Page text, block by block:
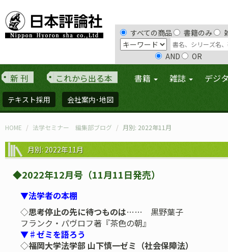
すべての商品 書籍のみ
AND OR
新 刊 これから出る本 書籍 雑誌 デジ
テキスト採用 会社案内･地図
HOME 法学セミナー 編集部ブログ 月別: 2022年11月
月別: 2022年11月
◆2022年12月号（11月11日発売）
▼法学者の本棚
◇思考停止の先に待つものは…… 黒野葉子
フランク・パヴロフ著『茶色の朝』
▼♯ゼミを語ろう
◇福岡大学法学部 山下慎一ゼミ（社会保障法）